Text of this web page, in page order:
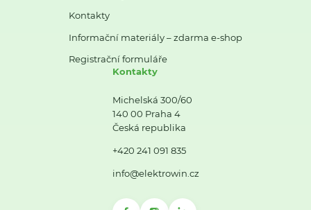
Kontakty
Informační materiály – zdarma e-shop
Registrační formuláře
Kontakty
Michelská 300/60
140 00 Praha 4
Česká republika
+420 241 091 835
info@elektrowin.cz